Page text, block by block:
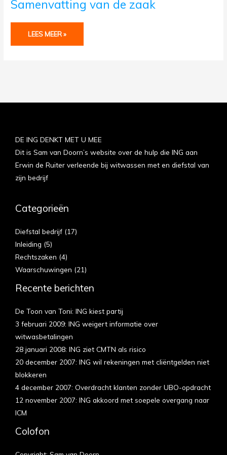
Samenvatting van de zaak
VAN
LEES MEER »
DE ING DENKT MET U MEE
Dit is Sam van Doorn’s website over de hulp die ING aan
Erwin de Ruiter verleende bij witwassen met en diefstal van
zijn bedrijf
Categorieën
Diefstal bedrijf (17)
Inleiding (5)
Rechtszaken (4)
Waarschuwingen (21)
Recente berichten
De Toon van Toni: ING kiest partij
3 februari 2009: ING weigert informatie over
witwasbetalingen
28 januari 2008: ING ziet CMTN als risico
20 december 2007: ING wil rekeningen met cliëntgelden niet
blokkeren
4 december 2007: Overdracht klanten zonder UBO-opdracht
12 november 2007: ING akkoord met soepele overgang naar
ICM
Colofon